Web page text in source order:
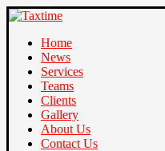
Home
News
Services
Teams
Clients
Gallery
About Us
Contact Us